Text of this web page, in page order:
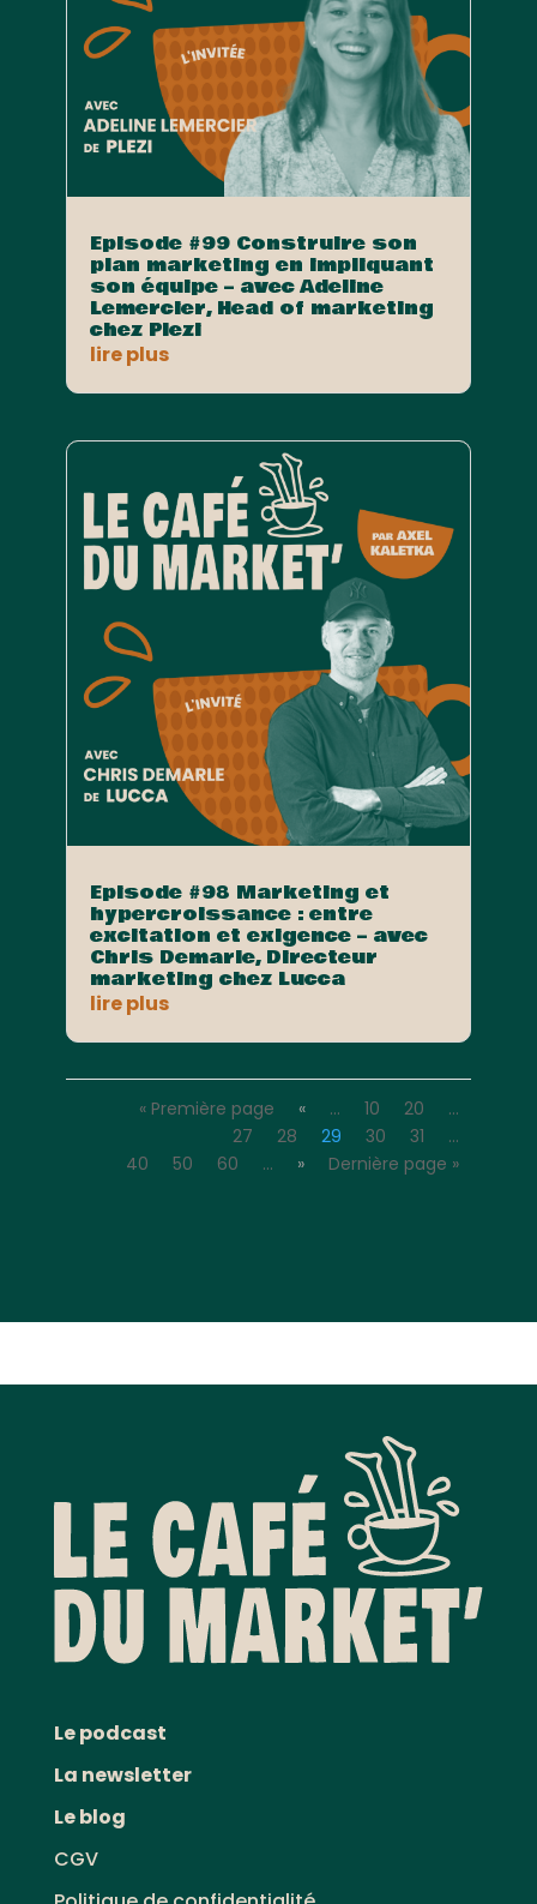
Episode #99 Construire son
plan marketing en impliquant
son équipe – avec Adeline
Lemercier, Head of marketing
chez Plezi
lire plus
Episode #98 Marketing et
hypercroissance : entre
excitation et exigence – avec
Chris Demarle, Directeur
marketing chez Lucca
lire plus
« Première page « … 10 20
…
27
28 29 30 31
…
40
50 60 … » Dernière page »
Le podcast
La newsletter
Le blog
CGV